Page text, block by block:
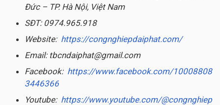
Đức – TP. Hà Nội, Việt Nam
SĐT: 0974.965.918
Website: https://congnghiepdaiphat.com/
Email: tbcndaiphat@gmail.com
Facebook: https://www.facebook.com/10008808
3446366
Youtube: https://www.youtube.com/@congnghiep